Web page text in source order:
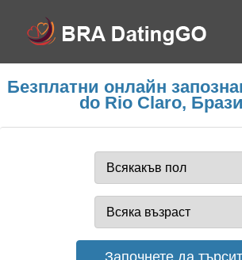
Безплатни онлайн
do Rio Claro,